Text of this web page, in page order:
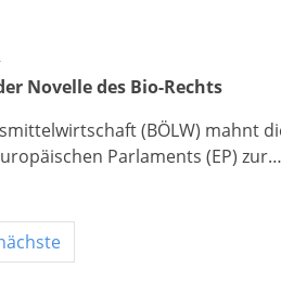
Novelle des Bio-Rechts
(BÖLW) mahnt
Parlaments (EP) zur…